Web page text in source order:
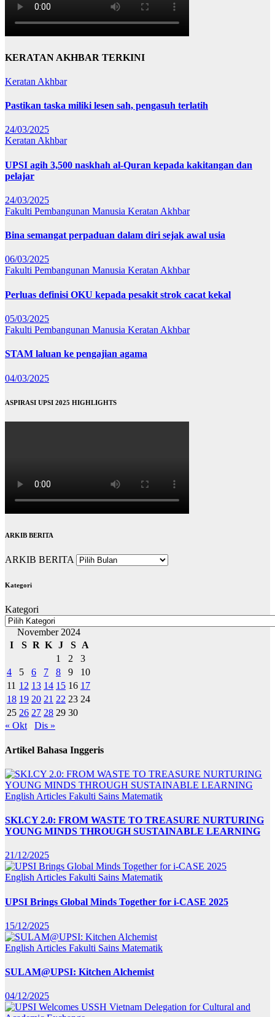
KERATAN AKHBAR TERKINI
Keratan Akhbar
Pastikan taska miliki lesen sah, pengasuh terlatih
24/03/2025
Keratan Akhbar
UPSI agih 3,500 naskhah al-Quran kepada kakitangan dan
pelajar
24/03/2025
Fakulti Pembangunan Manusia Keratan Akhbar
Bina semangat perpaduan dalam diri sejak awal usia
06/03/2025
Fakulti Pembangunan Manusia Keratan Akhbar
Perluas definisi OKU kepada pesakit strok cacat kekal
05/03/2025
Fakulti Pembangunan Manusia Keratan Akhbar
STAM laluan ke pengajian agama
04/03/2025
ASPIRASI UPSI 2025 HIGHLIGHTS
ARKIB BERITA
ARKIB BERITA
Kategori
Kategori
November 2024
I
S R K J S
A
1
2
3
4
5 6 7 8 9
10
11 12 13 14 15 16 17
18 19 20 21 22 23 24
25 26 27 28 29 30
« Okt
Dis »
Artikel Bahasa Inggeris
English Articles Fakulti Sains Matematik
SKI.CY 2.0: FROM WASTE TO TREASURE NURTURING
YOUNG MINDS THROUGH SUSTAINABLE LEARNING
21/12/2025
English Articles Fakulti Sains Matematik
UPSI Brings Global Minds Together for i-CASE 2025
15/12/2025
English Articles Fakulti Sains Matematik
SULAM@UPSI: Kitchen Alchemist
04/12/2025